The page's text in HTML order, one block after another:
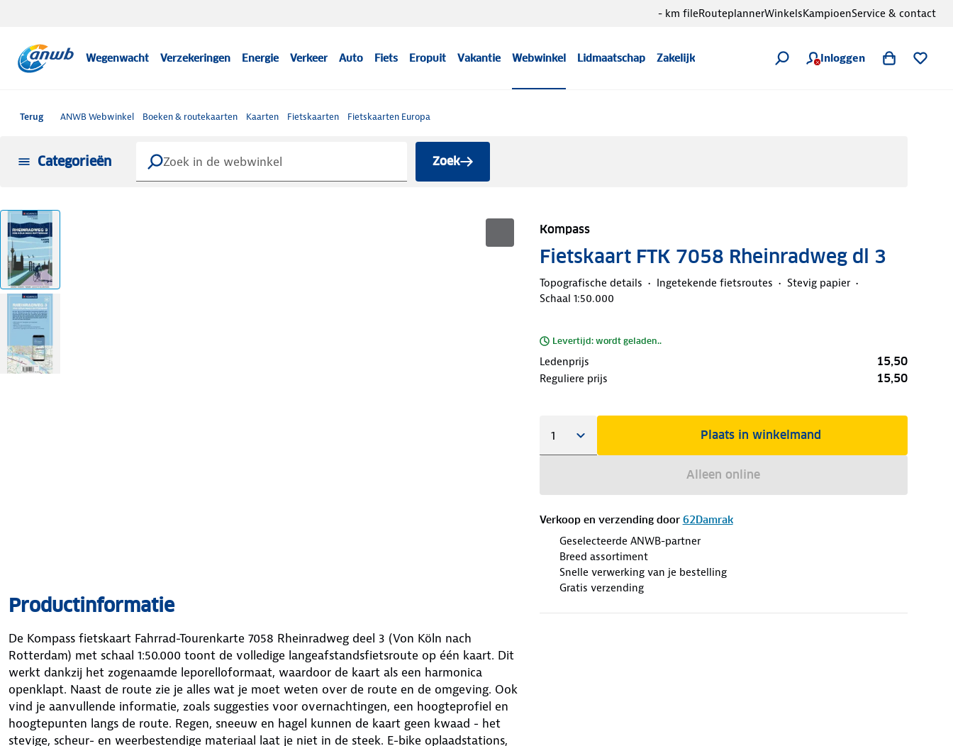
Wegenwacht Verzekeringen Energie Verkeer Auto Fiets Eropuit Vakantie Webwinkel Lidmaatschap Zakelijk Inloggen
- km fileRouteplannerWinkelsKampioenService & contact
Terug ANWB Webwinkel Boeken & routekaarten Kaarten Fietskaarten Fietskaarten Europa
Categorieën Zoek
Kompass
Fietskaart FTK 7058 Rheinradweg dl 3
Topografische details Ingetekende fietsroutes
Stevig papier
Schaal 1:50.000
Levertijd: wordt geladen..
Ledenprijs 15,50
Reguliere prijs 15,50
Plaats in winkelmand
Alleen online
Verkoop en verzending door 62Damrak
Geselecteerde ANWB-partner
Breed assortiment
Snelle verwerking van je bestelling
Gratis verzending
Productinformatie
De Kompass fietskaart Fahrrad-Tourenkarte 7058 Rheinradweg deel 3 (Von Köln nach
Rotterdam) met schaal 1:50.000 toont de volledige langeafstandsfietsroute op één kaart. Dit
werkt dankzij het zogenaamde leporelloformaat, waardoor de kaart als een harmonica
openklapt. Naast de route zie je alles wat je moet weten over de route en de omgeving. Ook
vind je aanvullende informatie, zoals suggesties voor overnachtingen, een hoogteprofiel en
hoogtepunten langs de route. Regen, sneeuw en hagel kunnen de kaart geen kwaad - het
stevige, scheur- en weerbestendige materiaal laat je niet in de steek. E-bike oplaadstations,